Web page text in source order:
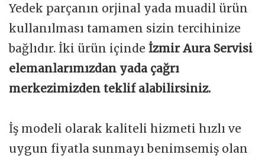
Yedek parçanın orjinal yada muadil ürün
kullanılması tamamen sizin tercihinize
bağlıdır. İki ürün içinde İzmir Aura Servisi
elemanlarımızdan yada çağrı
merkezimizden teklif alabilirsiniz.
İş modeli olarak kaliteli hizmeti hızlı ve
uygun fiyatla sunmayı benimsemiş olan